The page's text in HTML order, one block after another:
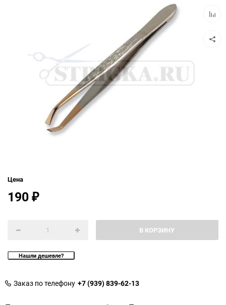
Цена
190 ₽
В КОРЗИНУ
Заказ по телефону +7 (939) 839-62-13